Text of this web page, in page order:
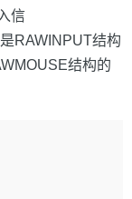
信
RAWINPUT结构
结构的